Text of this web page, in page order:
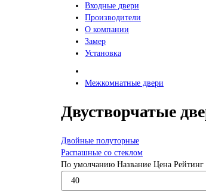
Входные двери
Производители
О компании
Замер
Установка
Межкомнатные двери
Двустворчатые
Двойные полуторные
Распашные со стеклом
По умолчанию Название Цена Рейтинг